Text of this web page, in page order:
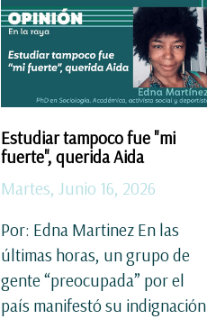
Estudiar tampoco fue "mi
fuerte", querida Aida
Martes, Junio 16, 2026
Por: Edna Martinez En las
últimas horas, un grupo de
gente “preocupada” por el
país manifestó su indignación